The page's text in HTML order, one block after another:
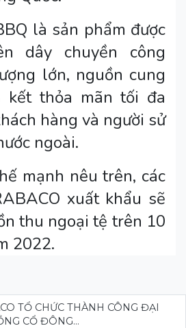
là sản phẩm được
dây chuyền công
lớn, nguồn cung
kết thỏa mãn tối đa
hàng và người sử
ngoài.
mạnh nêu trên, các
xuất khẩu sẽ
thu ngoại tệ trên 10
2022.
TỔ CHỨC THÀNH CÔNG ĐẠI
CỔ ĐÔNG...